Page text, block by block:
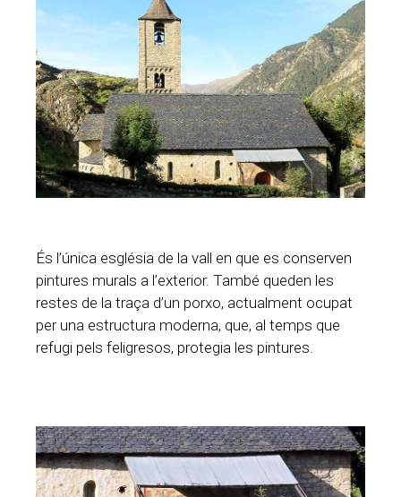
És l’única església de la vall en que es conserven
pintures murals a l’exterior. També queden les
restes de la traça d’un porxo, actualment ocupat
per una estructura moderna, que, al temps que
refugi pels feligresos, protegia les pintures.